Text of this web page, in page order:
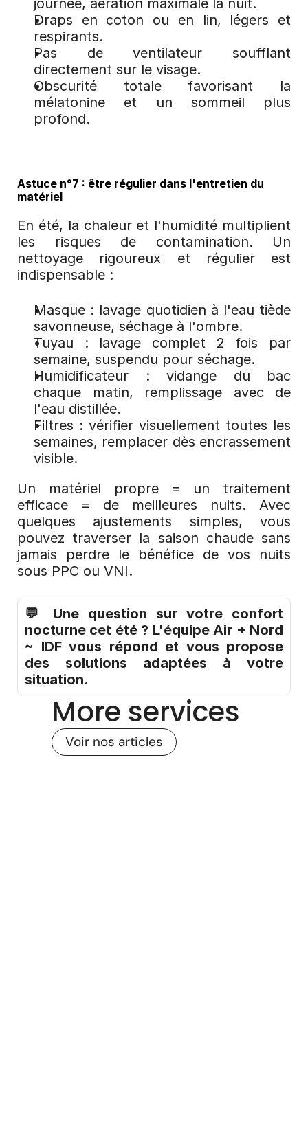
journée, aération maximale la nuit.
Draps en coton ou en lin, légers et
respirants.
Pas de ventilateur soufflant
directement sur le visage.
Obscurité totale favorisant la
mélatonine et un sommeil plus
profond.
Astuce n°7 : être régulier dans l'entretien du
matériel
En été, la chaleur et l'humidité multiplient
les risques de contamination. Un
nettoyage rigoureux et régulier est
indispensable :
Masque : lavage quotidien à l'eau tiède
savonneuse, séchage à l'ombre.
Tuyau : lavage complet 2 fois par
semaine, suspendu pour séchage.
Humidificateur : vidange du bac
chaque matin, remplissage avec de
l'eau distillée.
Filtres : vérifier visuellement toutes les
semaines, remplacer dès encrassement
visible.
Un matériel propre = un traitement
efficace = de meilleures nuits. Avec
quelques ajustements simples, vous
pouvez traverser la saison chaude sans
jamais perdre le bénéfice de vos nuits
sous PPC ou VNI.
💬 Une question sur votre confort
nocturne cet été ? L'équipe Air + Nord
~ IDF vous répond et vous propose
des solutions adaptées à votre
situation.
More services
Voir nos articles